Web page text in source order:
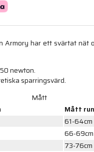
Armory har ett svärtat
newton.
sparringsvärd.
Mått
Mått
61-64cm
66-69cm
73-76cm